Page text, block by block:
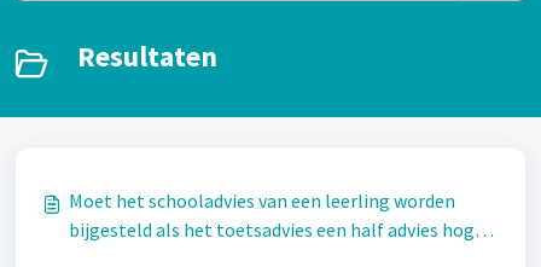
Resultaten
Moet het schooladvies van een leerling worden
bijgesteld als het toetsadvies een half advies hoger